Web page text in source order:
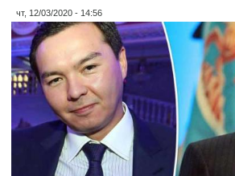
чт, 12/03/2020 - 14:56